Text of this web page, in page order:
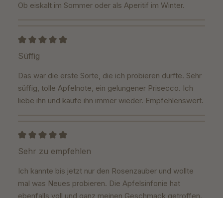
Ob eiskalt im Sommer oder als Aperitif im Winter.
Bewertung mit 5 von 5 Sternen
Süffig
Das war die erste Sorte, die ich probieren durfte. Sehr
süffig, tolle Apfelnote, ein gelungener Prisecco. Ich
liebe ihn und kaufe ihn immer wieder. Empfehlenswert.
Bewertung mit 5 von 5 Sternen
Sehr zu empfehlen
Ich kannte bis jetzt nur den Rosenzauber und wollte
mal was Neues probieren. Die Apfelsinfonie hat
ebenfalls voll und ganz meinen Geschmack getroffen.